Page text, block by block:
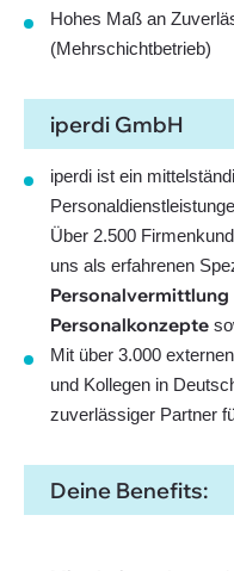
Hohes Maß an
(Mehrschichtbetrieb)
iperdi GmbH
iperdi ist ein
Über 2.500
uns als erfahrenen
Personalvermittlung
Personalkonzepte
Mit über 3.000
und Kollegen in
zuverlässiger Partner
Deine Benefits: